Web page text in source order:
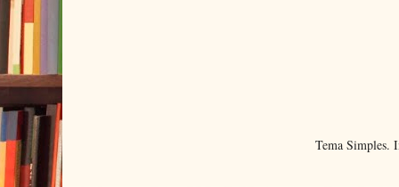
Tema Simples.